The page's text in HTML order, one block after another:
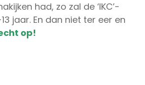
had, zo zal de ‘IKC’-
jaar. En dan niet ter eer en
op!